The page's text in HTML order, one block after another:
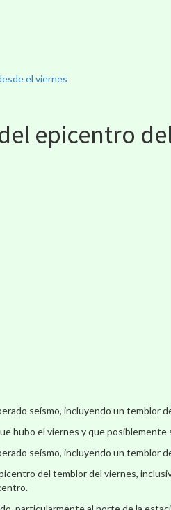
el viernes
epicentro
seísmo, incluyendo un temblor
hubo el viernes y que
seísmo, incluyendo un temblor
del temblor del viernes,